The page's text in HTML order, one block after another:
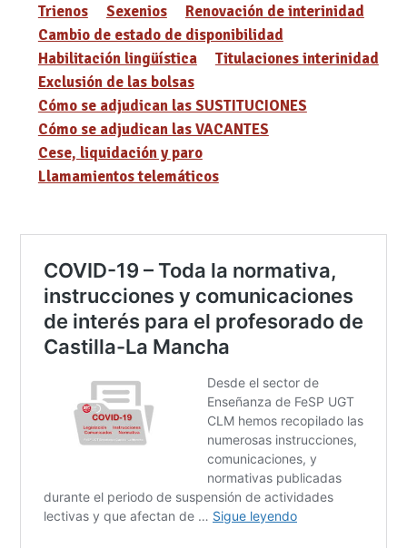
Trienos
Sexenios
Renovación de interinidad
Cambio de estado de disponibilidad
Habilitación lingüística
Titulaciones interinidad
Exclusión de las bolsas
Cómo se adjudican las SUSTITUCIONES
Cómo se adjudican las VACANTES
Cese, liquidación y paro
Llamamientos telemáticos